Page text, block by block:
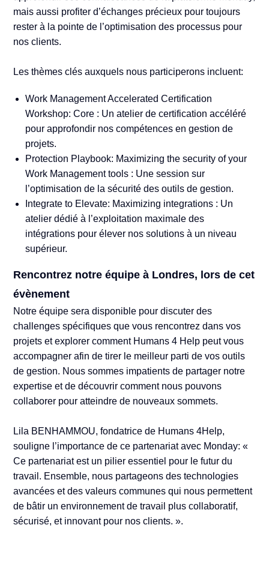
mais aussi profiter d’échanges précieux pour toujours
rester à la pointe de l’optimisation des processus pour
nos clients.
Les thèmes clés auxquels nous participerons incluent:
Work Management Accelerated Certification
Workshop: Core : Un atelier de certification accéléré
pour approfondir nos compétences en gestion de
projets.
Protection Playbook: Maximizing the security of your
Work Management tools : Une session sur
l’optimisation de la sécurité des outils de gestion.
Integrate to Elevate: Maximizing integrations : Un
atelier dédié à l’exploitation maximale des
intégrations pour élever nos solutions à un niveau
supérieur.
Rencontrez notre équipe à Londres, lors de cet
évènement
Notre équipe sera disponible pour discuter des
challenges spécifiques que vous rencontrez dans vos
projets et explorer comment Humans 4 Help peut vous
accompagner afin de tirer le meilleur parti de vos outils
de gestion. Nous sommes impatients de partager notre
expertise et de découvrir comment nous pouvons
collaborer pour atteindre de nouveaux sommets.
Lila BENHAMMOU, fondatrice de Humans 4Help,
souligne l’importance de ce partenariat avec Monday: «
Ce partenariat est un pilier essentiel pour le futur du
travail. Ensemble, nous partageons des technologies
avancées et des valeurs communes qui nous permettent
de bâtir un environnement de travail plus collaboratif,
sécurisé, et innovant pour nos clients. ».